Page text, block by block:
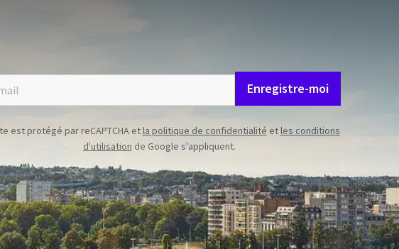
dernières mises à jour sur nos offres et
Enregistre-moi
est protégé par reCAPTCHA et la politique de confidentialité etles conditions
d'utilisation de Google s'appliquent.